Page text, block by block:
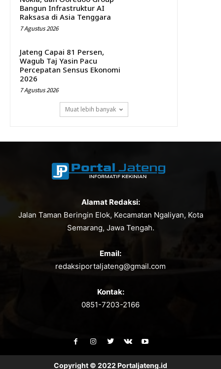
Bangun Infrastruktur AI
Raksasa di Asia Tenggara
7 Agustus 2026
Jateng Capai 81 Persen,
Wagub Taj Yasin Pacu
Percepatan Sensus Ekonomi
2026
7 Agustus 2026
Muat lebih banyak
Alamat Redaksi:
Jalan Taman Beringin Elok, Kecamatan Ngaliyan, Kota
Semarang, Jawa Tengah.
Email:
redaksiportaljateng@gmail.com
Kontak:
0851-7203-2166
Copyright © 2022 Portaljateng.id